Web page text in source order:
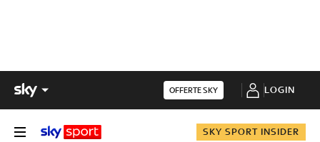
OFFERTE SKY LOGIN
SKY SPORT INSIDER